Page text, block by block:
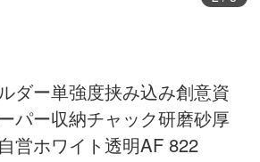
ダー単強度挟み込み創意資
パー収納チャック研磨砂厚
営ホワイト透明AF 822